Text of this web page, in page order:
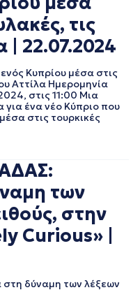
2019
2019
τις
| 22.07.2024
Κυπρίου μέσα στις
Αττίλα Ημερομηνία
στις 11:00 Μια
για ένα νέο Κύπριο που
στις τουρκικές
των
στην
Curious» |
δύναμη των λέξεων